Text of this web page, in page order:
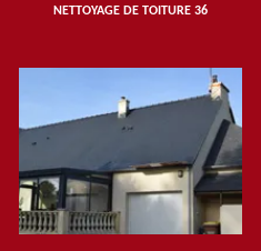
NETTOYAGE DE TOITURE 36